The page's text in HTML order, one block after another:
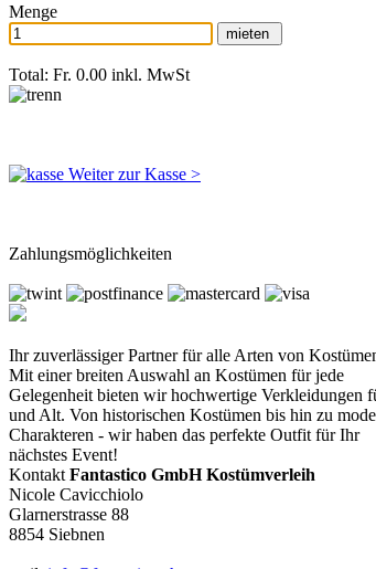
Menge
Total: Fr. 0.00 inkl. MwSt
Weiter zur Kasse >
Zahlungsmöglichkeiten
Ihr zuverlässiger Partner für alle Arten von
Mit einer breiten Auswahl an Kostümen für jede
Gelegenheit bieten wir hochwertige Verkleidungen
und Alt. Von historischen Kostümen bis hin zu
Charakteren - wir haben das perfekte Outfit für Ihr
nächstes Event!
Kontakt Fantastico GmbH Kostümverleih
Nicole Cavicchiolo
Glarnerstrasse 88
8854 Siebnen